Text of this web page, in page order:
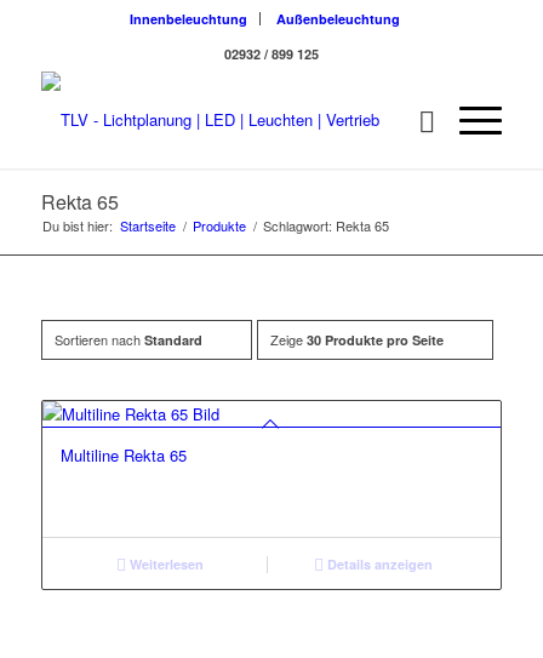
Innenbeleuchtung
Außenbeleuchtung
02932 / 899 125
Rekta 65
Du bist hier: Startseite / Produkte / Schlagwort: Rekta 65
Sortieren nach Standard Zeige 30 Produkte pro Seite
Multiline Rekta 65
Weiterlesen Details anzeigen